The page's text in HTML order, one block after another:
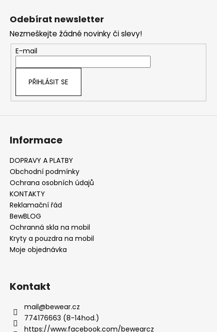
a
c
í
p
k
v
Odebírat newsletter
Nezmeškejte žádné novinky či slevy!
E-mail
PŘIHLÁSIT SE
Informace
DOPRAVY A PLATBY
Obchodní podmínky
Ochrana osobních údajů
KONTAKTY
Reklamační řád
BewBLOG
Ochranná skla na mobil
Kryty a pouzdra na mobil
Moje objednávka
Kontakt
mail@bewear.cz
774176663 (8-14hod.)
https://www.facebook.com/bewearcz